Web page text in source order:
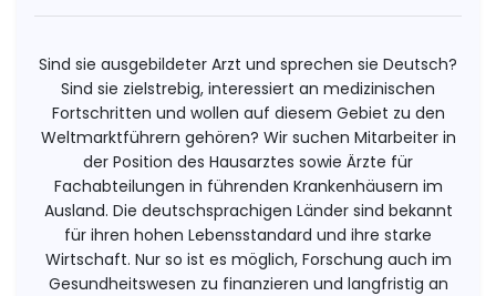
Sind sie ausgebildeter Arzt und sprechen sie Deutsch?
Sind sie zielstrebig, interessiert an medizinischen
Fortschritten und wollen auf diesem Gebiet zu den
Weltmarktführern gehören? Wir suchen Mitarbeiter in
der Position des Hausarztes sowie Ärzte für
Fachabteilungen in führenden Krankenhäusern im
Ausland. Die deutschsprachigen Länder sind bekannt
für ihren hohen Lebensstandard und ihre starke
Wirtschaft. Nur so ist es möglich, Forschung auch im
Gesundheitswesen zu finanzieren und langfristig an